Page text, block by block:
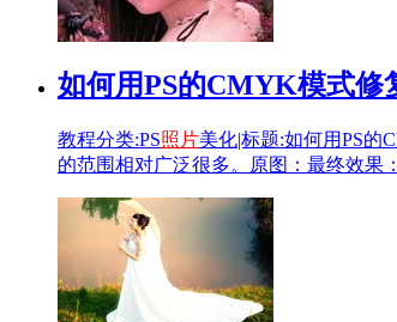
如何用PS的CMYK模式修
教程分类:PS照片美化|标题:如何用PS的
的范围相对广泛很多。原图：最终效果